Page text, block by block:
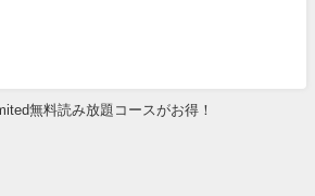
無料読み放題コースがお得！